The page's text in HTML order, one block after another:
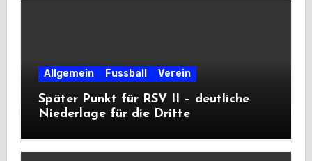
Allgemein Fussball Verein
Später Punkt für RSV II – deutliche
Niederlage für die Dritte